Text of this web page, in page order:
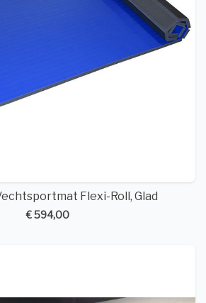
Flexi-Roll, Glad
€ 594,00